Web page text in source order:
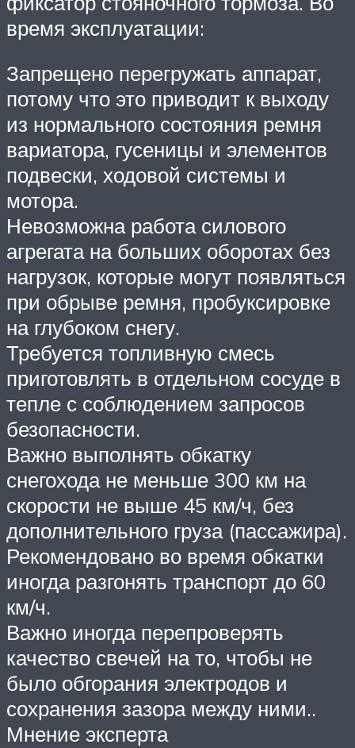
время эксплуатации:
Запрещено перегружать аппарат,
потому что это приводит к выходу
из нормального состояния ремня
вариатора, гусеницы и элементов
подвески, ходовой системы и
мотора.
Невозможна работа силового
агрегата на больших оборотах без
нагрузок, которые могут появляться
при обрыве ремня, пробуксировке
на глубоком снегу.
Требуется топливную смесь
приготовлять в отдельном сосуде в
тепле с соблюдением запросов
безопасности.
Важно выполнять обкатку
снегохода не меньше 300 км на
скорости не выше 45 км/ч, без
дополнительного груза (пассажира).
Рекомендовано во время обкатки
иногда разгонять транспорт до 60
км/ч.
Важно иногда перепроверять
качество свечей на то, чтобы не
было обгорания электродов и
сохранения зазора между ними..
Мнение эксперта